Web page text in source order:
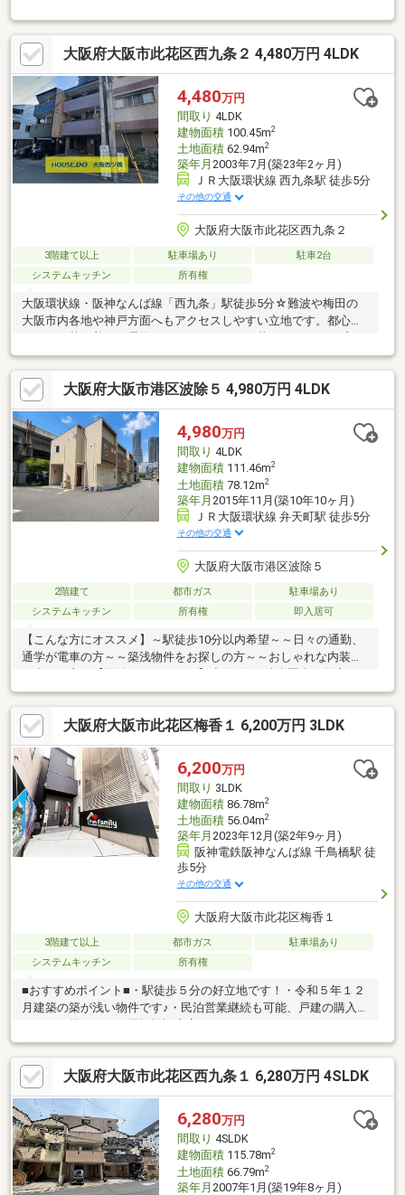
辺環境・業務スーパー西九条店 徒歩4分(約260m)※容積率は前面道
路幅員により240%に制限されます※登記簿謄本上の建物面積は
55.04平米ですが、2025年度固定資産税課税台帳証明書によると
85.67平米となっているため、建物部分に未登記部分がございます
■ ご希望の住まい探しをお手伝いします ━━━━━・・・物件の
詳細・ご相談はお気軽にお問い合わせください。
大阪府大阪市此花区西九条２ 4,480万円 4LDK
4,480万円
間取り 4LDK
建物面積100.45m2
土地面積62.94m2
築年月 2003年7月(築23年2ヶ月)
ＪＲ大阪環状線 西九条駅 徒歩5分
その他の交通
大阪府大阪市此花区西九条２
3階建て以上 駐車場あり
駐車2台
システムキッチン
所有権
大阪環状線・阪神なんば線「西九条」駅徒歩5分☆難波や梅田の
大阪市内各地や神戸方面へもアクセスしやすい立地です。都心部
て頂けるエリアです！駐車スペースも広々としており2台駐車可能
☆(車種による)ゆとりあるバルコニーは陽当たり・通風も良く、
ご家族みなさんが集まりやすい空間に！居室スペースも確保され
ているのでライフスタイルに合わせた使い分けがしやすいのが魅
力的♪広い納戸もあり収納としてはもちろん、居室としても活用で
きます。全居室収納がありますので物の多いご家庭でも安心で
す！
大阪府大阪市港区波除５ 4,980万円 4LDK
4,980万円
間取り 4LDK
建物面積111.46m2
土地面積78.12m2
築年月 2015年11月(築10年10ヶ月)
ＪＲ大阪環状線 弁天町駅 徒歩5分
その他の交通
大阪府大阪市港区波除５
2階建て 都市ガス
駐車場あり
システムキッチン
所有権 即入居可
【こんな方にオススメ】～駅徒歩10分以内希望～～日々の通勤、
通学が電車の方～～築浅物件をお探しの方～～おしゃれな内装を
ますので日々の通勤、通学もラクラク♪◆角地の為、日当たり良
好♪◆４LDKのゆったりした間取り！◆お子様も喜ぶロフト！◆
築10年の築浅物件です！◆駐車場有！【周辺環境につきまして】
◆大阪環状線【弁天町駅】まで徒歩5分◆大阪メトロ中央線【弁
天町駅】まで徒歩9分◆阪神電鉄阪神なんば線【西九条駅】まで
徒歩18分◆波除小学校まで徒歩5分◆市岡東中学校まで徒歩13分
大阪府大阪市此花区梅香１ 6,200万円 3LDK
6,200万円
間取り 3LDK
建物面積86.78m2
土地面積56.04m2
築年月 2023年12月(築2年9ヶ月)
阪神電鉄阪神なんば線 千鳥橋駅 徒
歩5分
その他の交通
大阪府大阪市此花区梅香１
3階建て以上 都市ガス
駐車場あり
システムキッチン
所有権
■おすすめポイント■・駅徒歩５分の好立地です！・令和５年１２
月建築の築が浅い物件です♪・民泊営業継続も可能、戸建の購入と
大阪府大阪市此花区西九条１ 6,280万円 4SLDK
6,280万円
間取り 4SLDK
建物面積115.78m2
土地面積66.79m2
築年月 2007年1月(築19年8ヶ月)